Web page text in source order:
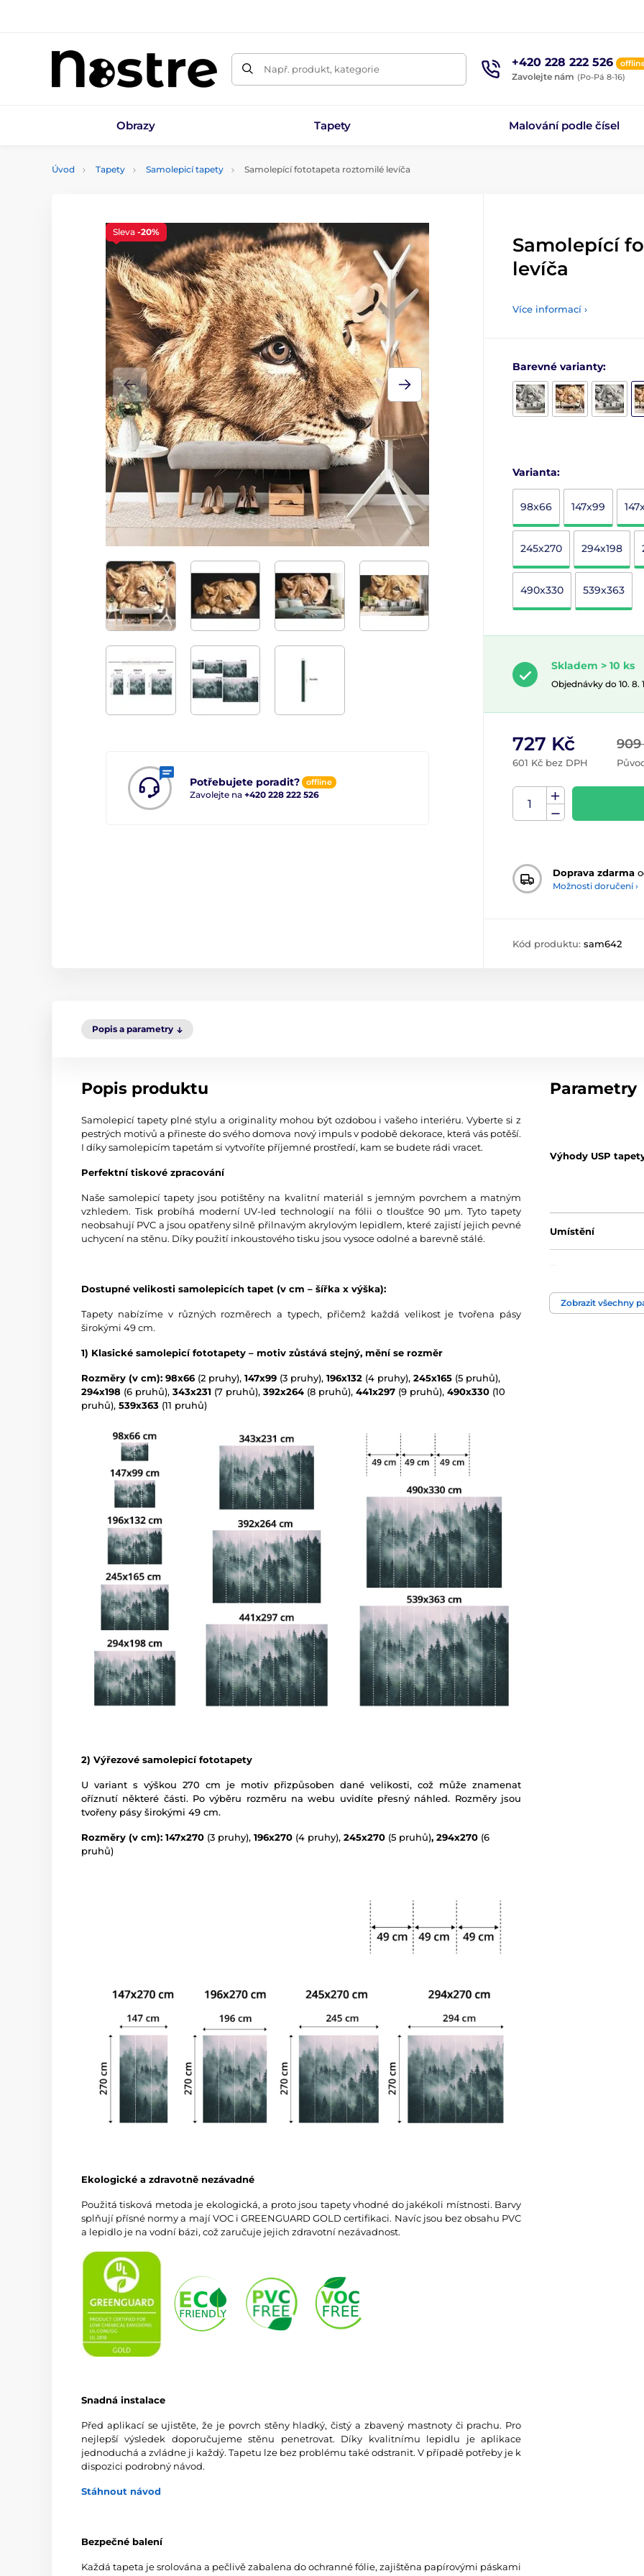
Např. produkt, kategorie +420 228 222 526
Zavolejte nám (Po-Pá 8-16)
Obrazy Tapety Malování podle čísel
Úvod Tapety Samolepicí tapety Samolepící fototapeta roztomilé levíča
Potřebujete poradit? offline
Zavolejte na +420 228 222 526
Sleva -20%
Samolepící
levíča
Více informací ›
Barevné varianty:
Varianta:
98x66 147x99
245x270 294x198
490x330 539x363
Skladem > 10 ks
Objednávky do 10. 8.
909
727 Kč
601 Kč bez DPH
Doprava zdarma
Možnosti doručení ›
Kód produktu: sam642
Popis a parametry
Popis produktu
Samolepicí tapety plné stylu a originality mohou být ozdobou i vašeho interiéru. Vyberte si z
pestrých motivů a přineste do svého domova nový impuls v podobě dekorace, která vás potěší.
I díky samolepicím tapetám si vytvoříte příjemné prostředí, kam se budete rádi vracet.
Perfektní tiskové zpracování
Naše samolepicí tapety jsou potištěny na kvalitní materiál s jemným povrchem a matným
vzhledem. Tisk probíhá moderní UV-led technologií na fólii o tloušťce 90 µm. Tyto tapety
neobsahují PVC a jsou opatřeny silně přilnavým akrylovým lepidlem, které zajistí jejich pevné
uchycení na stěnu. Díky použití inkoustového tisku jsou vysoce odolné a barevně stálé.
Dostupné velikosti samolepicích tapet (v cm – šířka x výška):
Tapety nabízíme v různých rozměrech a typech, přičemž každá velikost je tvořena pásy
širokými 49 cm.
1) Klasické samolepicí fototapety – motiv zůstává stejný, mění se rozměr
Rozměry (v cm): 98x66 (2 pruhy), 147x99 (3 pruhy), 196x132 (4 pruhy), 245x165 (5 pruhů),
294x198 (6 pruhů), 343x231 (7 pruhů), 392x264 (8 pruhů), 441x297 (9 pruhů), 490x330 (10
pruhů), 539x363 (11 pruhů)
2) Výřezové samolepicí fototapety
U variant s výškou 270 cm je motiv přizpůsoben dané velikosti, což může znamenat
oříznutí některé části. Po výběru rozměru na webu uvidíte přesný náhled. Rozměry jsou
tvořeny pásy širokými 49 cm.
Rozměry (v cm): 147x270 (3 pruhy), 196x270 (4 pruhy), 245x270 (5 pruhů), 294x270 (6
pruhů)
Ekologické a zdravotně nezávadné
Použitá tisková metoda je ekologická, a proto jsou tapety vhodné do jakékoli místnosti. Barvy
splňují přísné normy a mají VOC i GREENGUARD GOLD certifikaci. Navíc jsou bez obsahu PVC
a lepidlo je na vodní bázi, což zaručuje jejich zdravotní nezávadnost.
Snadná instalace
Před aplikací se ujistěte, že je povrch stěny hladký, čistý a zbavený mastnoty či prachu. Pro
nejlepší výsledek doporučujeme stěnu penetrovat. Díky kvalitnímu lepidlu je aplikace
jednoduchá a zvládne ji každý. Tapetu lze bez problému také odstranit. V případě potřeby je k
dispozici podrobný návod.
Stáhnout návod
Bezpečné balení
Každá tapeta je srolována a pečlivě zabalena do ochranné fólie, zajištěna papírovými páskami
Parametry
Výhody USP
Umístění
Technologie tapet
Zobrazit všechny